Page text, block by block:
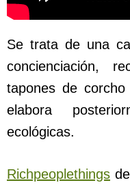
Se trata de una
concienciación,
tapones de
elabora
ecológicas.
Richpeoplethings